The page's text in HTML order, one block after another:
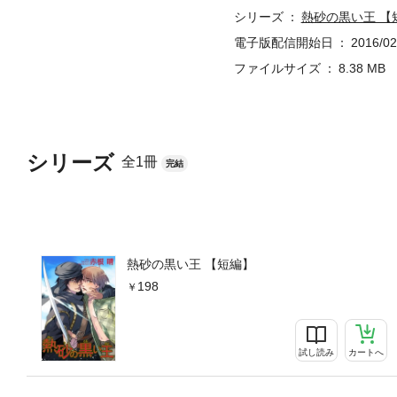
シリーズ 全1冊 完結
熱砂の黒い王 【短編】
198
試し読み カートへ
シリーズ
熱砂の黒い王 【
電子版配信開始日
2016/
ファイルサイズ
8.38 MB